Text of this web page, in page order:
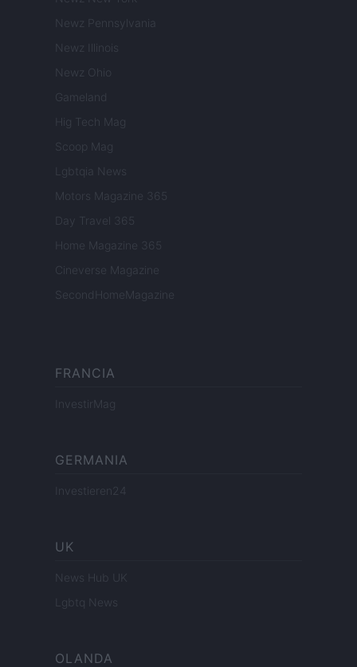
Newz Pennsylvania
Newz Illinois
Newz Ohio
Gameland
Hig Tech Mag
Scoop Mag
Lgbtqia News
Motors Magazine 365
Day Travel 365
Home Magazine 365
Cineverse Magazine
SecondHomeMagazine
FRANCIA
InvestirMag
GERMANIA
Investieren24
UK
News Hub UK
Lgbtq News
OLANDA